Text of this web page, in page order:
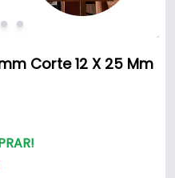
Corte 12 X 25 Mm